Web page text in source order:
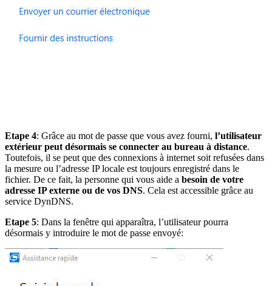
Etape 4: Grâce au mot de passe que vous avez fourni, l’utilisateur
extérieur peut désormais se connecter au bureau à distance.
Toutefois, il se peut que des connexions à internet soit refusées dans
la mesure ou l’adresse IP locale est toujours enregistré dans le
fichier. De ce fait, la personne qui vous aide a besoin de votre
adresse IP externe ou de vos DNS. Cela est accessible grâce au
service DynDNS.
Etape 5: Dans la fenêtre qui apparaîtra, l’utilisateur pourra
désormais y introduire le mot de passe envoyé: